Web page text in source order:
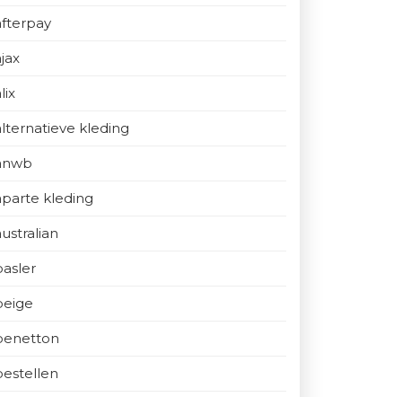
kleding
kleding